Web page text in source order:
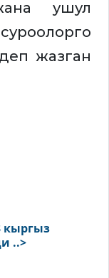
ушул
жазган
кыргыз
..>